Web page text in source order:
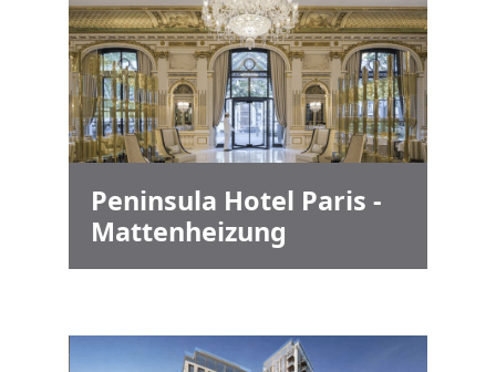
Peninsula Hotel Paris -
Mattenheizung